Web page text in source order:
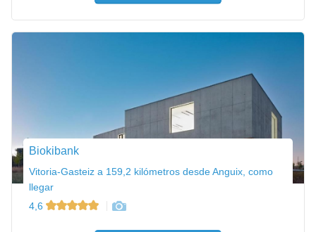
Biokibank
Vitoria-Gasteiz a 159,2 kilómetros desde Anguix, como
llegar
4,6